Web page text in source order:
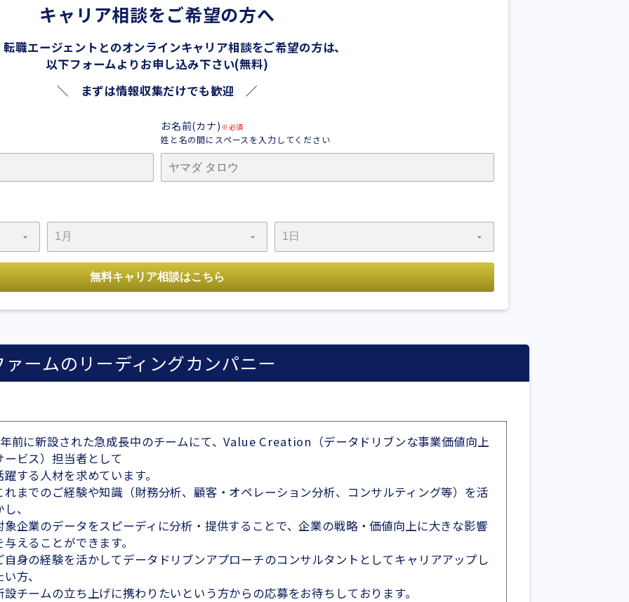
キャリア相談をご希望の方へ
転職エージェントとのオンラインキャリア相談をご希望の方は、
以下フォームよりお申し込み下さい(無料)
＼ まずは情報収集だけでも歓迎 ／
お名前(カナ) ※必須
姓と名の間にスペースを入力してください
ームのリーディングカンパニー
前に新設された急成長中のチームにて、Value Creation（データドリブンな事業価値向上
ービス）担当者として
躍する人材を求めています。
れまでのご経験や知識（財務分析、顧客・オペレーション分析、コンサルティング等）を活
、
象企業のデータをスピーディに分析・提供することで、企業の戦略・価値向上に大きな影響
与えることができます。
自身の経験を活かしてデータドリブンアプローチのコンサルタントとしてキャリアアップし
方、
設チームの立ち上げに携わりたいという方からの応募をお待ちしております。